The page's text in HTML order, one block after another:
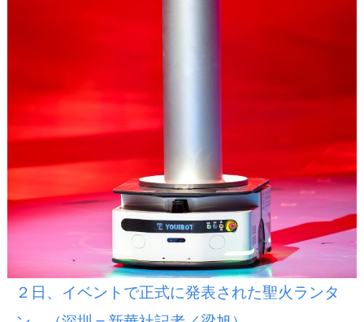
２日、イベントで正式に発表された聖火ランタ